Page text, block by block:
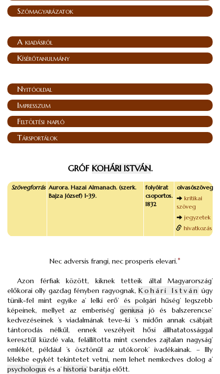
Szómagyarázatok
A kiadásról
Kísérőtanulmány
Nyitóoldal
Impresszum
Feltöltési napló
Társportálok
GRÓF KOHÁRI ISTVÁN.
Szövegforrás Aurora. Hazai Almanach. (szerk.
Bajza József) 1-39.
folyóirat
csoportos.
1832
olvasószöveg
kritikai
szöveg
jegyzetek
hivatkozás
Nec adversis frangi, nec prosperis elevari.*
Azon férfiak között, kiknek tetteik által Magyarország’
előkorai olly gazdag fényben ragyognak,Kohári István úgy
tünik-fel mint egyike a’ lelki erő’ és polgári hűség’ legszebb
képeinek, mellyet az emberiség’geniusa jó és balszerencse’
kedvezéseinek ’s viadalmának teve-ki ’s midőn annak csábjait
tántorodás nélkűl, ennek veszélyeit hősi állhatatossággal
keresztűl küzdé vala, felállította mint csendes zajtalan nagyság’
emlékét, például ’s ösztönűl az utókorok’ ivadékainak. – Illy
lélekbe egykét tekintetet vetni, nem lehet nemkedves dolog a’
psychologus és a’ historia’ barátja előtt.